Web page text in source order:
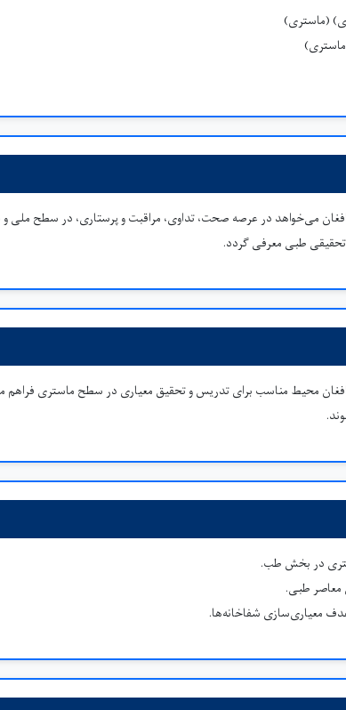
(ماستری)
می‌خواهد در عرصه صحت، تداوی، مراقبت و پرستاری، در سطح ملی و
طبی معرفی گردد.
محیط مناسب برای تدریس و تحقیق معیاری در سطح ماستری فراهم
در بخش طب.
معاصر طبی.
معیاری‌سازی شفاخانه‌ها.